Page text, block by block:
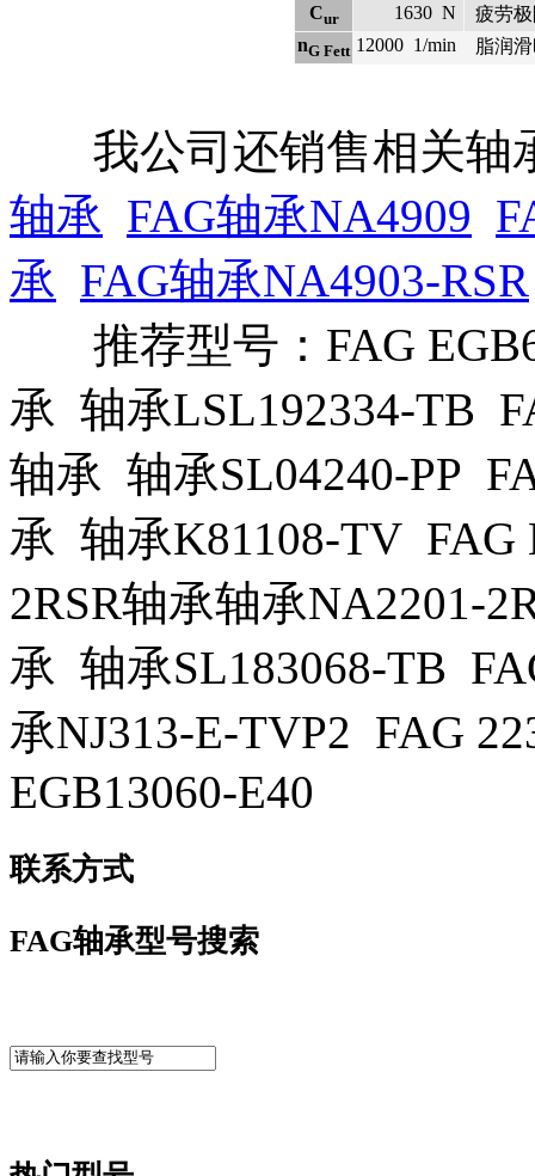
Cur 1630 N
疲劳
nG Fett 12000 1/min 脂润
我公司还销售相关轴
轴承 FAG轴承NA4909
承 FAG轴承NA4903-RSR
推荐型号：FAG
承 轴承LSL192334-TB
轴承 轴承SL04240-PP
承 轴承K81108-TV FAG
2RSR轴承轴承NA2201-
承 轴承SL183068-TB
承NJ313-E-TVP2 FAG
EGB13060-E40
联系方式
FAG轴承型号搜索